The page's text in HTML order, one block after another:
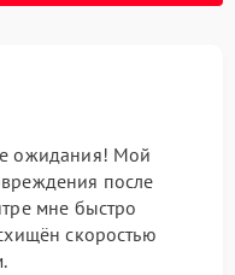
ожидания! Мой
после
мне быстро
скоростью